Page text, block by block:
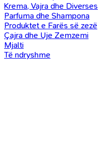
Krema, Vajra dhe Diverses
Parfuma dhe Shampona
Produktet e Farës së zezë
Çajra dhe Uje Zemzemi
Mjalti
Të ndryshme